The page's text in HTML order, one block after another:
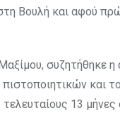
Βουλή και αφού
συζητήθηκε η
και
13 μήνες